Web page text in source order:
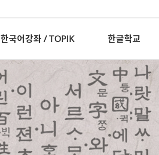
한국어강좌 / TOPIK 한글학교